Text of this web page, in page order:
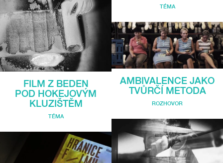
FILM Z BEDEN
POD HOKEJOVÝM
KLUZIŠTĚM
TÉMA
TÉMA
AMBIVALENCE JAKO
TVŮRČÍ METODA
ROZHOVOR